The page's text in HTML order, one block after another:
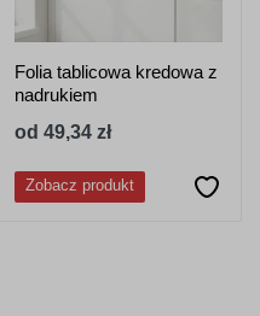
Folia tablicowa kredowa z
nadrukiem
od 49,34 zł
Zobacz produkt